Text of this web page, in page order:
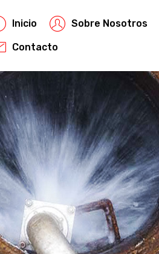
Inicio Sobre Nosotros
Contacto